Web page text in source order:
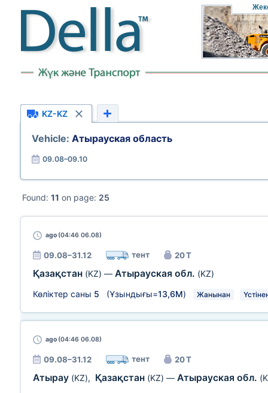
KZ-KZ
Vehicle: Атырауская область
09.08–09.10
Found: 11 on page: 25
ago (04:46 06.08)
09.08–31.12 тент 20 Т
Қазақстан (KZ) — Атырауская обл. (KZ)
Көліктер саны 5 (Ұзындығы=13,6М) Жанынан
ago (04:46 06.08)
09.08–31.12 тент 20 Т
Атырау (KZ), Қазақстан (KZ) — Атырауская обл.